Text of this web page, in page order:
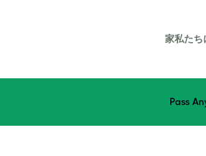
家私たち
Pass